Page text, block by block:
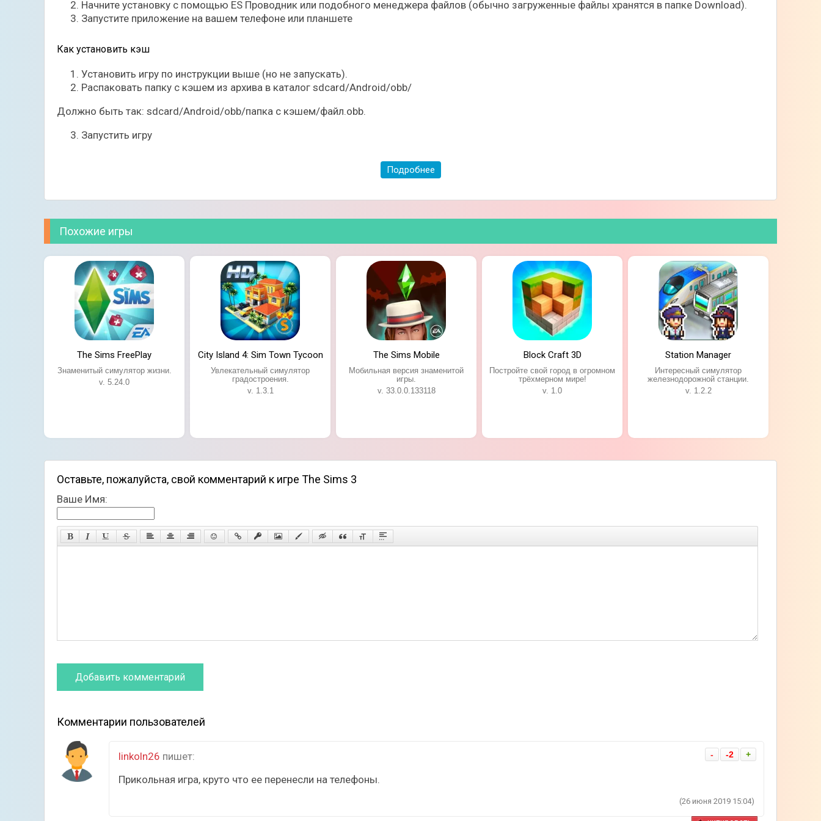
Начните установку с помощью ES Проводник или подобного менеджера файлов (обычно загруженные файлы хранятся в папке Download).
Запустите приложение на вашем телефоне или планшете
Как установить кэш
Установить игру по инструкции выше (но не запускать).
Распаковать папку с кэшем из архива в каталог sdcard/Android/obb/
Должно быть так: sdcard/Android/obb/папка с кэшем/файл.obb.
Запустить игру
Подробнее
Похожие игры
The Sims FreePlay
Знаменитый симулятор жизни.
v. 5.24.0
City Island 4: Sim Town Tycoon
Увлекательный симулятор
градостроения.
v. 1.3.1
The Sims Mobile
Мобильная версия знаменитой
игры.
v. 33.0.0.133118
Block Craft 3D
Постройте свой город в огромном
трёхмерном мире!
v. 1.0
Station Manager
Интересный симулятор
железнодорожной станции.
v. 1.2.2
Оставьте, пожалуйста, свой комментарий к игре The Sims 3
Ваше Имя:
Комментарии пользователей
- -2 +
linkoln26 пишет:
Прикольная игра, круто что ее перенесли на телефоны.
(26 июня 2019 15:04)